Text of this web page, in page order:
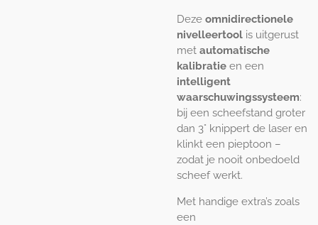
Deze omnidirectionele
nivelleertool is uitgerust
met automatische
kalibratie en een
intelligent
waarschuwingssysteem:
bij een scheefstand groter
dan 3° knippert de laser en
klinkt een pieptoon –
zodat je nooit onbedoeld
scheef werkt.
Met handige extra’s zoals
een